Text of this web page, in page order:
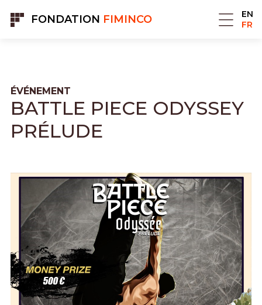
FONDATION FIMINCO
EN
FR
ÉVÉNEMENT
BATTLE PIECE ODYSSEY
PRÉLUDE